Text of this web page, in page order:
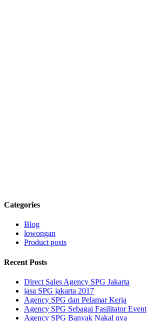
Categories
Blog
lowongan
Product posts
Recent Posts
Direct Sales Agency SPG Jakarta
jasa SPG jakarta 2017
Agency SPG dan Pelamar Kerja
Agency SPG Sebagai Fasilitator Event
Agency SPG Banyak Nakal nya